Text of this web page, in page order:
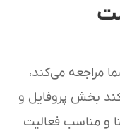
مراجعه می‌کند،
بخش پروفایل و
و مناسب فعالیت